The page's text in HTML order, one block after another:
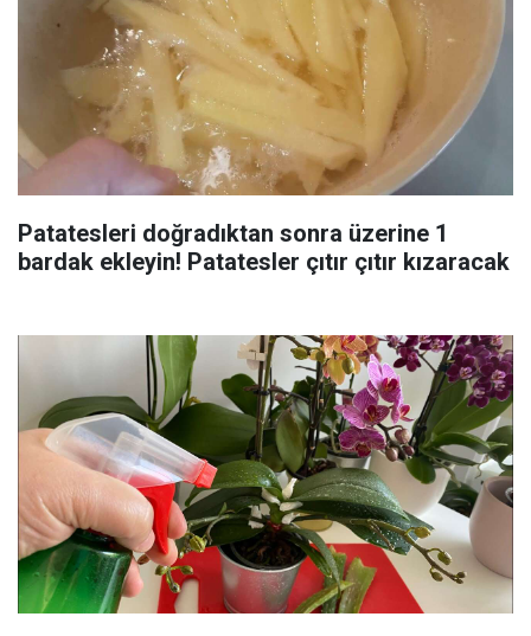
Patatesleri doğradıktan sonra üzerine 1
bardak ekleyin! Patatesler çıtır çıtır kızaracak